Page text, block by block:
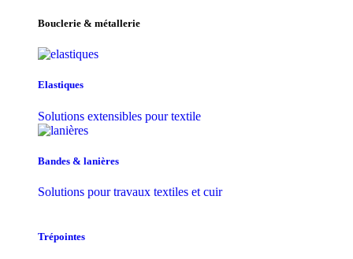
Bouclerie & métallerie
Elastiques
Solutions extensibles pour textile
Bandes & lanières
Solutions pour travaux textiles et cuir
Trépointes